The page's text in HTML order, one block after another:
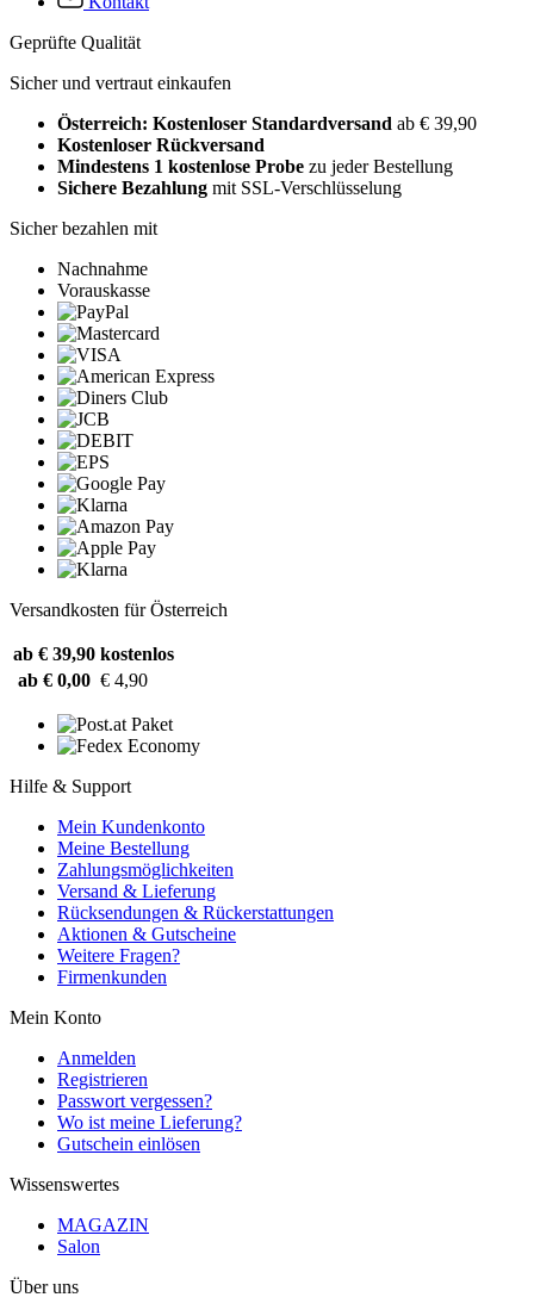
Geprüfte Qualität
Sicher und vertraut einkaufen
Österreich: Kostenloser Standardversand ab € 39,90
Kostenloser Rückversand
Mindestens 1 kostenlose Probe zu jeder Bestellung
Sichere Bezahlung mit SSL-Verschlüsselung
Sicher bezahlen mit
Nachnahme
Vorauskasse
Versandkosten für Österreich
ab € 39,90 kostenlos
ab € 0,00 € 4,90
Hilfe & Support
Mein Kundenkonto
Meine Bestellung
Zahlungsmöglichkeiten
Versand & Lieferung
Rücksendungen & Rückerstattungen
Aktionen & Gutscheine
Weitere Fragen?
Firmenkunden
Mein Konto
Anmelden
Registrieren
Passwort vergessen?
Wo ist meine Lieferung?
Gutschein einlösen
Wissenswertes
MAGAZIN
Salon
Über uns